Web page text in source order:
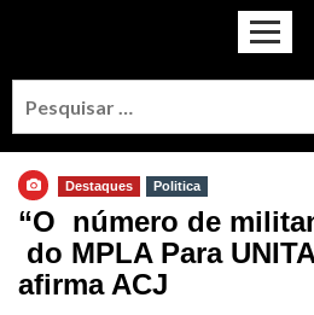
Destaques Politica
“O número de
do MPLA Para
afirma ACJ